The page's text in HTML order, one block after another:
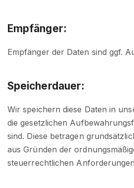
Empfänger:
Empfänger der Daten sind ggf.
Speicherdauer:
Wir speichern diese Daten in
die gesetzlichen
sind. Diese betragen
aus Gründen der
steuerrechtlichen